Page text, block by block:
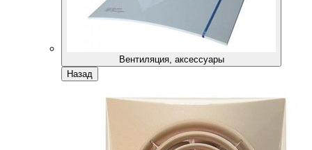
Вентиляция, аксессуары
Назад